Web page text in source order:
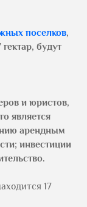
поселков,
будут
и юристов,
является
арендным
инвестиции
17